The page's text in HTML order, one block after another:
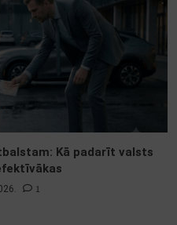
Kā padarīt valsts
1